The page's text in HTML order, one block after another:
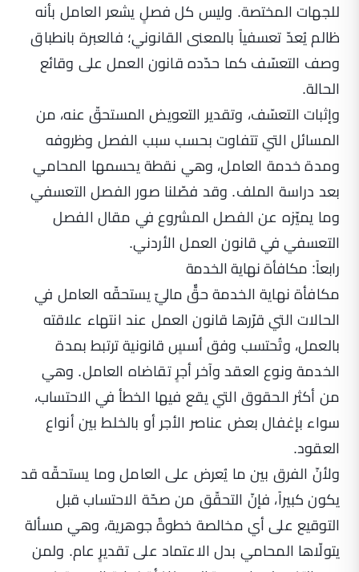
للجهات المختصة. وليس كل فصلٍ يشعر العامل بأنه
ظالم يُعدّ تعسفياً بالمعنى القانوني؛ فالعبرة بانطباق
وصف التعسّف كما حدّده قانون العمل على وقائع
الحالة.
وإثبات التعسّف، وتقدير التعويض المستحقّ عنه، من
المسائل التي تتفاوت بحسب سبب الفصل وظروفه
ومدة خدمة العامل، وهي نقطة يحسمها المحامي
بعد دراسة الملف. وقد فصّلنا صور الفصل التعسفي
وما يميّزه عن الفصل المشروع في مقال
الفصل
التعسفي في قانون العمل الأردني.
رابعاً: مكافأة نهاية الخدمة
مكافأة نهاية الخدمة حقٌّ ماليّ يستحقّه العامل في
الحالات التي قرّرها قانون العمل عند انتهاء علاقته
بالعمل، وتُحتسب وفق أسسٍ قانونية ترتبط بمدة
الخدمة ونوع العقد وآخر أجرٍ تقاضاه العامل. وهي
من أكثر الحقوق التي يقع فيها الخطأ في الاحتساب،
سواء بإغفال بعض عناصر الأجر أو بالخلط بين أنواع
العقود.
ولأنّ الفرق بين ما يُعرض على العامل وما يستحقّه قد
يكون كبيراً، فإنّ التحقّق من صحّة الاحتساب قبل
التوقيع على أي مخالصة خطوةٌ جوهرية، وهي مسألة
يتولّاها المحامي بدل الاعتماد على تقديرٍ عام. ولمن